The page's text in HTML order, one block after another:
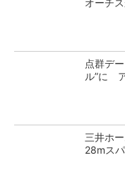
オーチ
点群デ
ル”に
三井ホ
28mス